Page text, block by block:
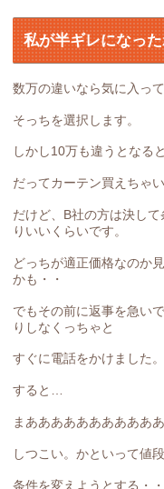
私が半ギレになっ
数万の違いなら気に入っ
そっちを選択します。
しかし10万も違うとなる
だってカーテン買えちゃい
だけど、B社の方は決し
りいいくらいです。
どっちが適正価格なのか
かも・・
でもその前に返事を急い
りしなくっちゃと
すぐに電話をかけました
すると…
まああああああああああ
しつこい。かといって値
条件を変えようとする・・